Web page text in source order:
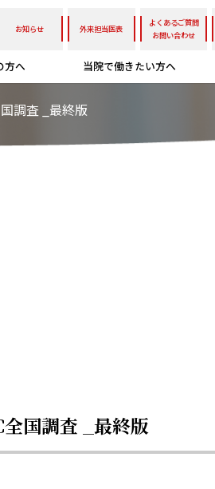
お知らせ 外来担当医表
よくあるご質問
お問い合わせ
方へ 当院で働きたい方へ
調査 _最終版
国調査 _最終版